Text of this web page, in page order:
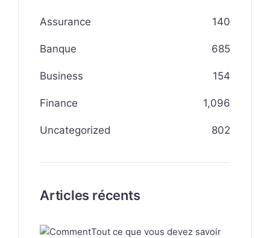
Assurance 140
Banque 685
Business 154
Finance 1,096
Uncategorized 802
Articles récents
Tout ce que vous devez savoir